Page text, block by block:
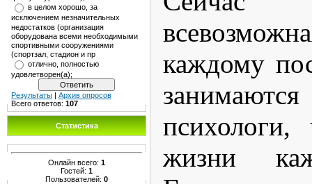
в целом хорошо, за
исключением незначительных
недостатков (организация
оборудована всеми необходимыми
спортивными сооружениями
(спортзал, стадион и пр
отлично, полностью
удовлетворен(а);
Результаты
Архив опросов
Всего ответов: 107
Статистика
Онлайн всего: 1
Гостей: 1
Пользователей: 0
каждому
психологи,
жизни